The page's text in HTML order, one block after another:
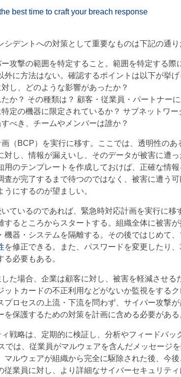
best time to craft your breach response
デントへの対策として重要なものは下記の通り
ー攻撃の範囲を特定すること。範囲を特定する際
外に方法はない。確認するポイントは以下が挙げ
し、どのような影響があったか？
か？ その種類は？ 顧客・従業員・パートナー
定の機器に限定されているか？ サブネットワー
べき、チームやメンバーは誰か？
画（BCP）を実行に移す。ここでは、透明性の
対し、情報が漏えいし、そのデータが被害に遭
用のテンプレートを作成しておけば、正確な情
査が完了するまで待つのではなく、被害に遭う
うにするのが望ましい。
いているのであれば、緊急時対応計画を実行に
するところからスタートする。組織全体に被害
機器・システムを隔離する。その後ではじめて
を修正できる。また、パスワードを変更したり
必要もある。
した場合、企業は顧客に対し、被害を軽減させる
ットカードの不正利用などがないか監視をする
プロセスの上流・下流を問わず、サイバー攻撃
を保護するための対策を計画に含める必要がある
ィ戦略は、定期的に検証し、分析やフィードバッ
では、従業員がマルウェアを含んだメッセージ
マルウェアが組織から完全に駆除された後、今
従業員に対し、より詳細なサイバーセキュリテ